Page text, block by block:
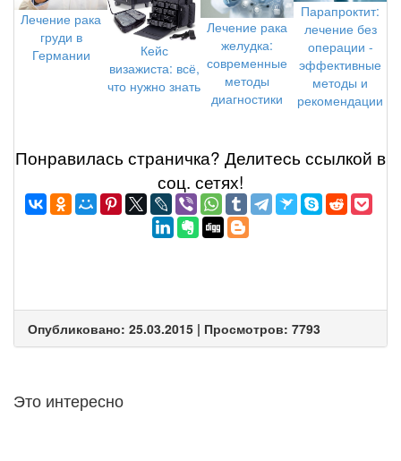
Лечение рака
груди в
Германии
Кейс
визажиста: всё,
что нужно знать
Лечение рака
желудка:
современные
методы
диагностики
Парапроктит:
лечение без
операции -
эффективные
методы и
рекомендации
Понравилась страничка? Делитеcь ссылкой в
соц. сетях!
Опубликовано: 25.03.2015 | Просмотров: 7793
Это интересно